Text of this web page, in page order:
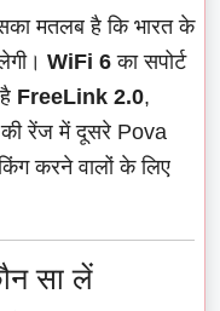
मतलब है कि भारत के
WiFi 6 का सपोर्ट
FreeLink 2.0,
रेंज में दूसरे Pova
करने वालों के लिए
सा लें